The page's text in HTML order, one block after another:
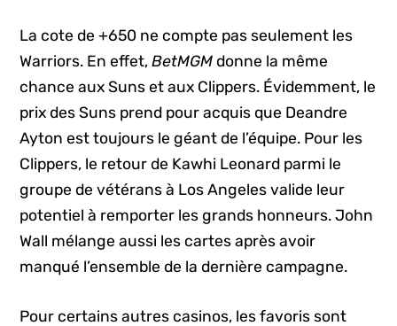
La cote de +650 ne compte pas seulement les
Warriors. En effet,BetMGM donne la même
chance aux Suns et aux Clippers. Évidemment, le
prix des Suns prend pour acquis que Deandre
Ayton est toujours le géant de l’équipe. Pour les
Clippers, le retour de Kawhi Leonard parmi le
groupe de vétérans à Los Angeles valide leur
potentiel à remporter les grands honneurs. John
Wall mélange aussi les cartes après avoir
manqué l’ensemble de la dernière campagne.
Pour certains autres casinos, les favoris sont